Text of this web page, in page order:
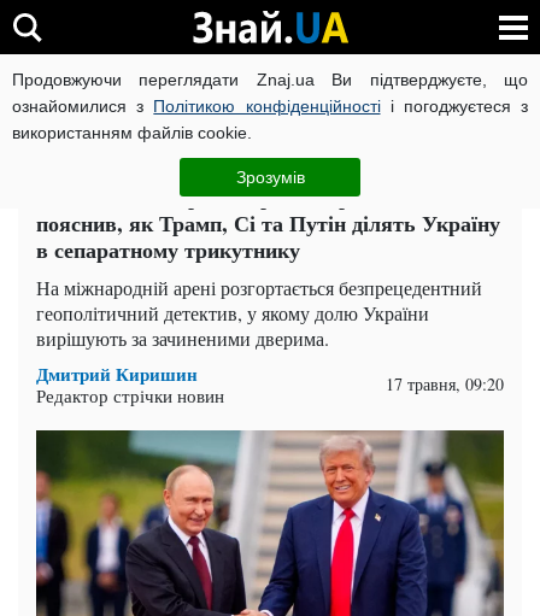
Продовжуючи переглядати Znaj.ua Ви підтверджуєте, що
ознайомилися з Політикою конфіденційностіі погоджуєтеся з
використанням файлів cookie.
Зрозумів
ВІЙНА РОСІЇ ПРОТИ УКРАЇНИ КОРОНАВІРУС В УКРАЇНІ
Політика ЧИТАТЬ НА РУССКОМ
Таємна змова трьох держав: Єрмолаєв
пояснив, як Трамп, Сі та Путін ділять Україну
в сепаратному трикутнику
На міжнародній арені розгортається безпрецедентний
геополітичний детектив, у якому долю України
вирішують за зачиненими дверима.
Дмитрий Киришин
Редактор стрічки новин 17 травня, 09:20